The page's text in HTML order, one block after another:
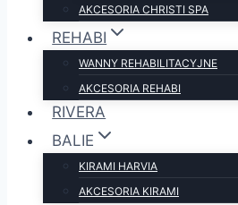
AKCESORIA CHRISTI SPA
REHABI
WANNY REHABILITACYJNE
AKCESORIA REHABI
RIVERA
BALIE
KIRAMI HARVIA
AKCESORIA KIRAMI